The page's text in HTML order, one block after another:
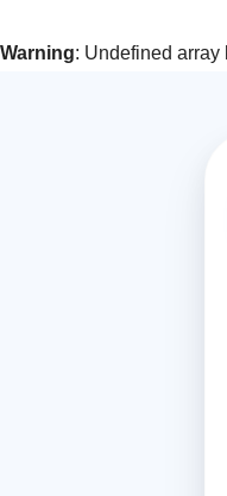
Warning: Undefined array